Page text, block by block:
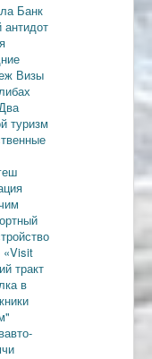
Банк
антидот
Визы
Два
туризм
«Visit
тракт
в